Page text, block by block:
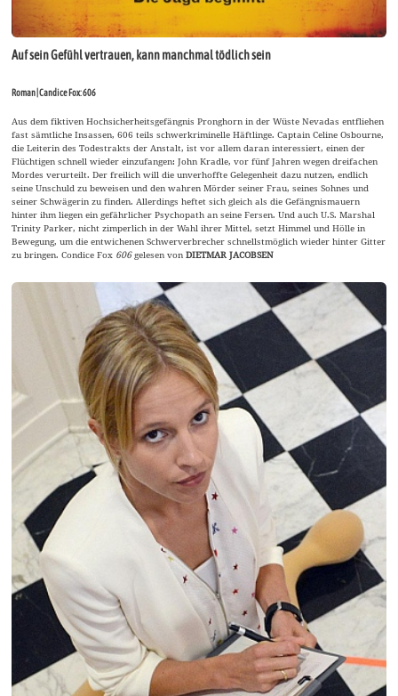
Auf sein Gefühl vertrauen, kann manchmal tödlich sein
Roman | Candice Fox: 606
Aus dem fiktiven Hochsicherheitsgefängnis Pronghorn in der Wüste Nevadas entfliehen
fast sämtliche Insassen, 606 teils schwerkriminelle Häftlinge. Captain Celine Osbourne,
die Leiterin des Todestrakts der Anstalt, ist vor allem daran interessiert, einen der
Flüchtigen schnell wieder einzufangen: John Kradle, vor fünf Jahren wegen dreifachen
Mordes verurteilt. Der freilich will die unverhoffte Gelegenheit dazu nutzen, endlich
seine Unschuld zu beweisen und den wahren Mörder seiner Frau, seines Sohnes und
seiner Schwägerin zu finden. Allerdings heftet sich gleich als die Gefängnismauern
hinter ihm liegen ein gefährlicher Psychopath an seine Fersen. Und auch U.S. Marshal
Trinity Parker, nicht zimperlich in der Wahl ihrer Mittel, setzt Himmel und Hölle in
Bewegung, um die entwichenen Schwerverbrecher schnellstmöglich wieder hinter Gitter
zu bringen. Condice Fox 606gelesen vonDIETMAR JACOBSEN